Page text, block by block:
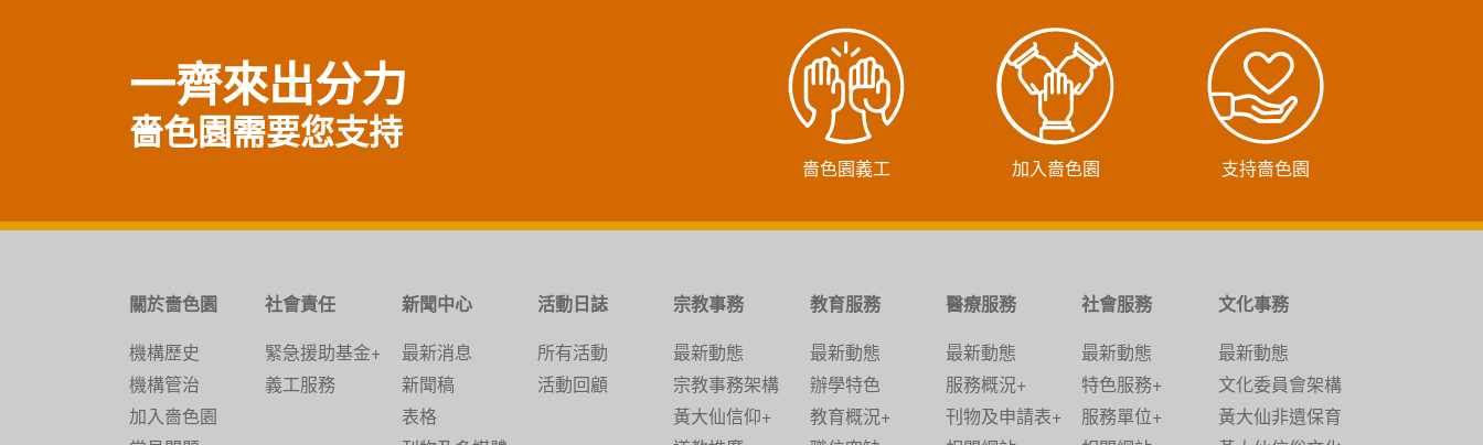
一齊來出分力
嗇色園需要您支持
嗇色園義工 加入嗇色園 支持嗇色園
關於嗇色園
機構歷史
機構管治
加入嗇色園
社會責任
緊急援助基金+
義工服務
新聞中心
最新消息
新聞稿
表格
活動日誌
所有活動
活動回顧
宗教事務
最新動態
宗教事務架構
黃大仙信仰+
教育服務
最新動態
辦學特色
教育概況+
醫療服務
最新動態
服務概況+
刊物及申請表+
社會服務
最新動態
特色服務+
服務單位+
文化事務
最新動態
文化委員會架構
黃大仙非遺保育